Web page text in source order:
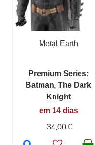
Metal Earth
Premium Series:
Batman, The Dark
Knight
em 14 dias
34,00 €